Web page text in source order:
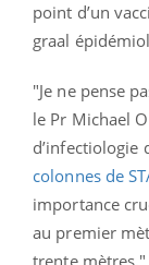
point d’un
graal
"Je ne pense
le Pr Michael
d’infectiologie
colonnes de
importance
au premier